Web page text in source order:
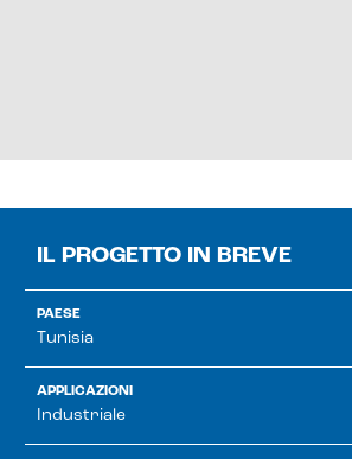
IL PROGETTO IN BREVE
PAESE
Tunisia
APPLICAZIONI
Industriale